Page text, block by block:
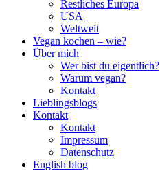
Restliches Europa
USA
Weltweit
Vegan kochen – wie?
Über mich
Wer bist du eigentlich?
Warum vegan?
Kontakt
Lieblingsblogs
Kontakt
Kontakt
Impressum
Datenschutz
English blog